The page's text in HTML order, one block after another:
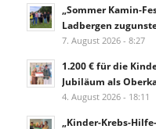
„Sommer Kamin-
Ladbergen
7. August 2026 - 8:27
1.200 € für die
Jubiläum als
4. August 2026 - 18:11
„Kinder-Krebs-